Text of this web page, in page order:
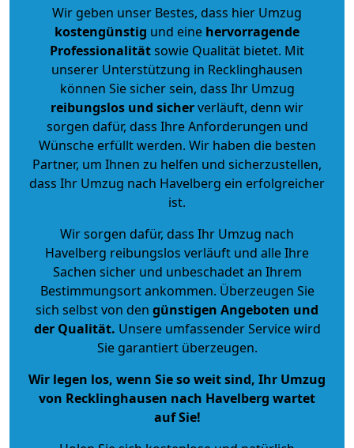
Wir geben unser Bestes, dass hier Umzug
kostengünstig und eine hervorragende
Professionalitätsowie Qualität bietet. Mit
unserer Unterstützung in Recklinghausen
können Sie sicher sein, dass Ihr Umzug
reibungslos und sicherverläuft, denn wir
sorgen dafür, dass Ihre Anforderungen und
Wünsche erfüllt werden. Wir haben die besten
Partner, um Ihnen zu helfen und sicherzustellen,
dass Ihr Umzug nach Havelberg ein erfolgreicher
ist.
Wir sorgen dafür, dass Ihr Umzug nach
Havelberg reibungslos verläuft und alle Ihre
Sachen sicher und unbeschadet an Ihrem
Bestimmungsort ankommen. Überzeugen Sie
sich selbst von den günstigen Angeboten und
der Qualität. Unsere umfassender Service wird
Sie garantiert überzeugen.
Wir legen los, wenn Sie so weit sind, Ihr Umzug
von Recklinghausen nach Havelberg wartet
auf Sie!